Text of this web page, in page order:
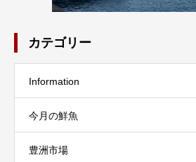
カテゴリー
Information
今月の鮮魚
豊洲市場